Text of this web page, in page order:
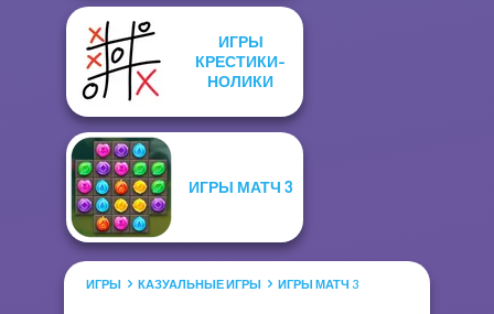
ИГРЫ
КРЕСТИКИ-
НОЛИКИ
ИГРЫ МАТЧ 3
ИГРЫ КАЗУАЛЬНЫЕ ИГРЫ ИГРЫ МАТЧ 3